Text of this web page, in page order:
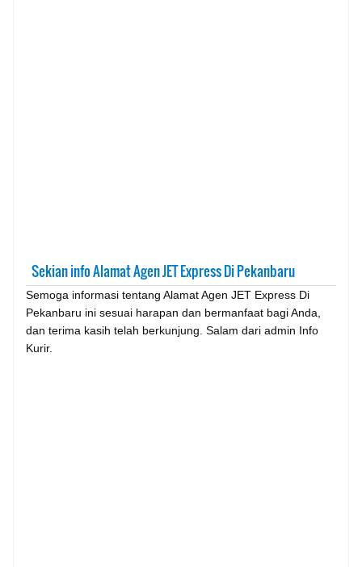
Sekian info Alamat Agen JET Express Di Pekanbaru
Semoga informasi tentang Alamat Agen JET Express Di
Pekanbaru ini sesuai harapan dan bermanfaat bagi Anda,
dan terima kasih telah berkunjung. Salam dari admin Info
Kurir.